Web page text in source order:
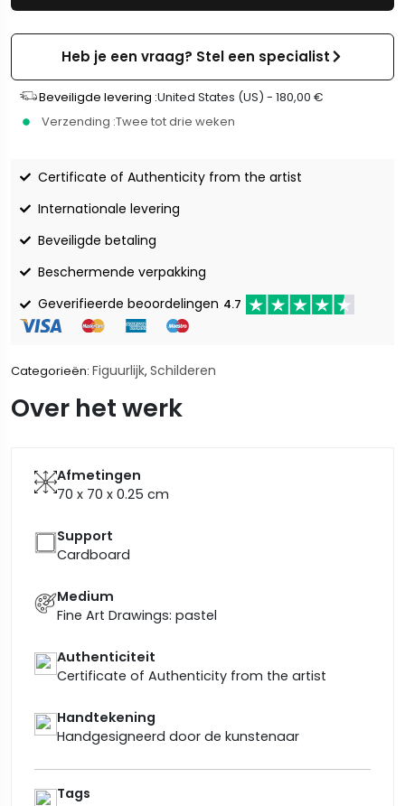
Heb je een vraag? Stel een specialist
Beveiligde levering :United States (US) - 180,00 €
Verzending :Twee tot drie weken
Certificate of Authenticity from the artist
Internationale levering
Beveiligde betaling
Beschermende verpakking
Geverifieerde beoordelingen 4.7
Categorieën: Figuurlijk, Schilderen
Over het werk
Afmetingen
70 x 70 x 0.25 cm
Support
Cardboard
Medium
Fine Art Drawings: pastel
Authenticiteit
Certificate of Authenticity from the artist
Handtekening
Handgesigneerd door de kunstenaar
Tags